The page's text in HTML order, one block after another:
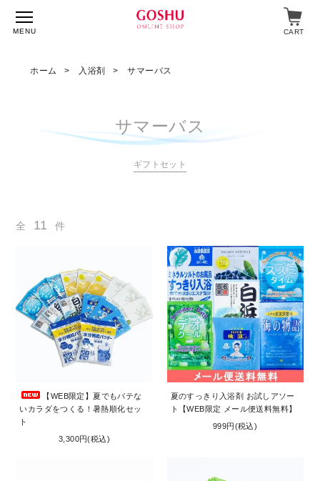
ログイン
ショップガイド よくあるご質問
ギフト対応について メルマガ登録
お問い合わせ
コーポレートサイト
MENU CART
ホーム 入浴剤 サマーバス
サマーバス
ギフトセット
全 11 件
【WEB限定】夏でもバテな
いカラダをつくる！暑熱順化セッ
ト
3,300円(税込)
夏のすっきり入浴剤 お試しアソー
ト【WEB限定 メール便送料無料】
999円(税込)